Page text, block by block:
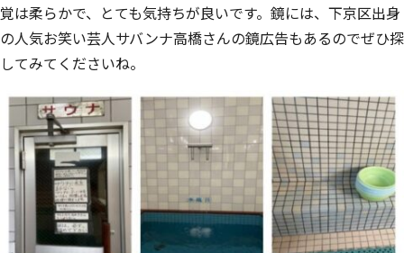
覚は柔らかで、とても気持ちが良いです。鏡には、下京区出身
の人気お笑い芸人サバンナ高橋さんの鏡広告もあるのでぜひ探
してみてくださいね。